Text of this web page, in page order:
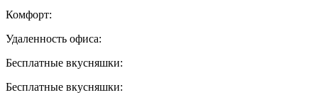
Комфорт:
Удаленность офиса:
Бесплатные вкусняшки:
Бесплатные вкусняшки: